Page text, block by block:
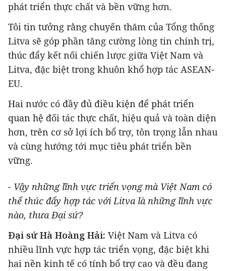
phát triển thực chất và bền vững hơn.
Tôi tin tưởng rằng chuyến thăm của Tổng thống
Litva sẽ góp phần tăng cường lòng tin chính trị,
thúc đẩy kết nối chiến lược giữa Việt Nam và
Litva, đặc biệt trong khuôn khổ hợp tác ASEAN-
EU.
Hai nước có đầy đủ điều kiện để phát triển
quan hệ đối tác thực chất, hiệu quả và toàn diện
hơn, trên cơ sở lợi ích bổ trợ, tôn trọng lẫn nhau
và cùng hướng tới mục tiêu phát triển bền
vững.
- Vậy những lĩnh vực triển vọng mà Việt Nam có
thể thúc đẩy hợp tác với Litva là những lĩnh vực
nào, thưa Đại sứ?
Đại sứ Hà Hoàng Hải: Việt Nam và Litva có
nhiều lĩnh vực hợp tác triển vọng, đặc biệt khi
hai nền kinh tế có tính bổ trợ cao và đều đang